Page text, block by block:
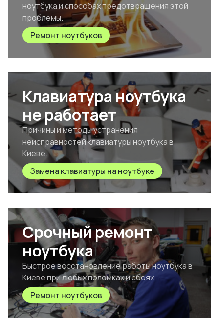
ноутбука и способах предотвращения этой
проблемы.
Ремонт ноутбуков
Клавиатура ноутбука
не работает
Причины и методы устранения
неисправностей клавиатуры ноутбука в
Киеве.
Замена клавиатуры на ноутбуке
Срочный ремонт
ноутбука
Быстрое восстановление работы ноутбука в
Киеве при любых поломках и сбоях.
Ремонт ноутбуков